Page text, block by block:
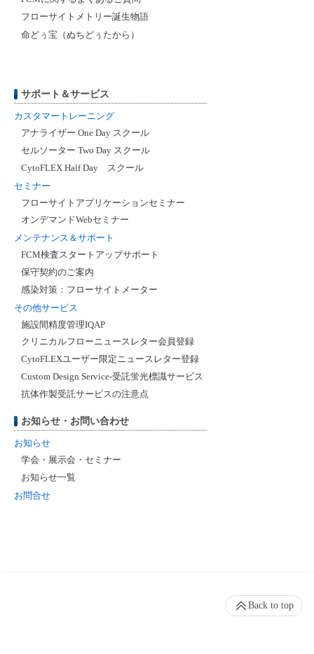
フローサイトメトリー誕生物語
命どぅ宝（ぬちどぅたから）
サポート＆サービス
カスタマートレーニング
アナライザー One Day スクール
セルソーター Two Day スクール
CytoFLEX Half Day スクール
セミナー
フローサイトアプリケーションセミナー
オンデマンドWebセミナー
メンテナンス＆サポート
FCM検査スタートアップサポート
保守契約のご案内
感染対策：フローサイトメーター
その他サービス
施設間精度管理IQAP
クリニカルフローニュースレター会員登録
CytoFLEXユーザー限定ニュースレター登録
Custom Design Service-受託蛍光標識サービス
抗体作製受託サービスの注意点
お知らせ・お問い合わせ
お知らせ
学会・展示会・セミナー
お知らせ一覧
お問合せ
Back to top